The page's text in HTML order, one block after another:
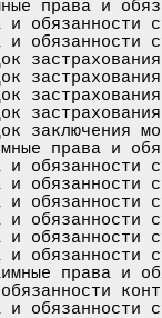
права и
и
и
права и
и
и
и обязанности
и
и обязанности
и обязанности
права и
обязанности
и